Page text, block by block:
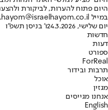
היום פתוח להערות, לביקורת
במייל hayom@israelhayom.co.il.
יום שלישי, 24.3.2026
ו' בניסן תשפ"ו
חדשות
דעות
ספורט
ForReal
תרבות ובידור
אוכל
מגזין
אנחנו מגייסים
English